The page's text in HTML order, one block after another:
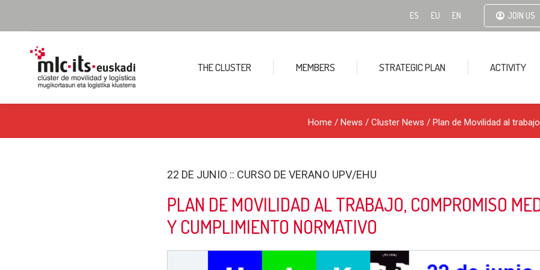
ES EU EN JOIN US
THE CLUSTER MEMBERS STRATEGIC PLAN ACTIVITY
Home / News / Cluster News / Plan de Movilidad al
22 DE JUNIO :: CURSO DE VERANO UPV/EHU
PLAN DE MOVILIDAD AL TRABAJO, COMPROMISO
Y CUMPLIMIENTO NORMATIVO